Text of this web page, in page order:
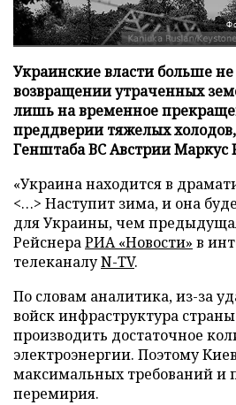
Украинские власти больше
возвращении утраченных
лишь на временное
преддверии тяжелых
Генштаба ВС Австрии Маркус
«Украина находится в
<…> Наступит зима, и она
для Украины, чем
РейснераРИА «Новости» в
телеканалуN-TV.
По словам аналитика, из-за
войск инфраструктура
производить достаточное
электроэнергии. Поэтому
максимальных требований и
перемирия.